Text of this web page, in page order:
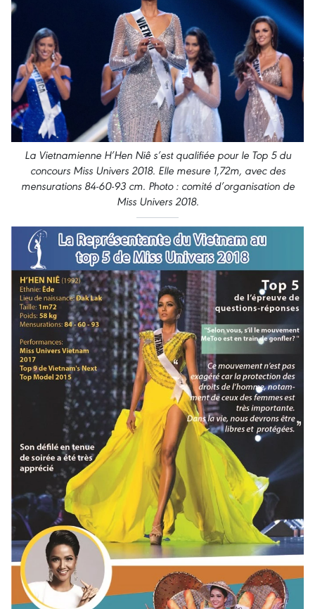
La Vietnamienne H’Hen Niê s’est qualifiée pour le Top 5 du
concours Miss Univers 2018. Elle mesure 1,72m, avec des
mensurations 84-60-93 cm. Photo : comité d’organisation de
Miss Univers 2018.